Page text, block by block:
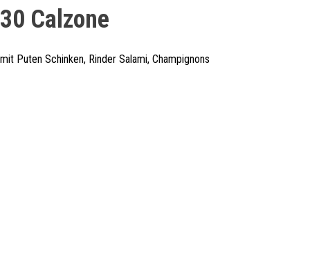
30 Calzone
mit Puten Schinken, Rinder Salami, Champignons